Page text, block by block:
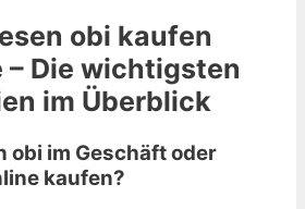
obi kaufen
Die wichtigsten
im Überblick
obi im Geschäft oder
kaufen?